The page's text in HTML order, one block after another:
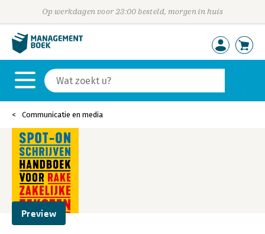
Op werkdagen voor 23:00 besteld, morgen in huis
Communicatie en media
Preview